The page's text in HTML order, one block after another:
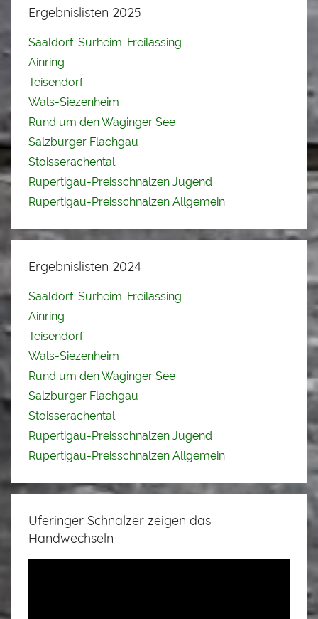
Ergebnislisten 2025
Saaldorf-Surheim-Freilassing
Ainring
Teisendorf
Wals-Siezenheim
Rund um den Waginger See
Salzburger Flachgau
Stoisserachental
Rupertigau-Preisschnalzen Jugend
Rupertigau-Preisschnalzen Allgemein
Ergebnislisten 2024
Saaldorf-Surheim-Freilassing
Ainring
Teisendorf
Wals-Siezenheim
Rund um den Waginger See
Salzburger Flachgau
Stoisserachental
Rupertigau-Preisschnalzen Jugend
Rupertigau-Preisschnalzen Allgemein
Uferinger Schnalzer zeigen das
Handwechseln